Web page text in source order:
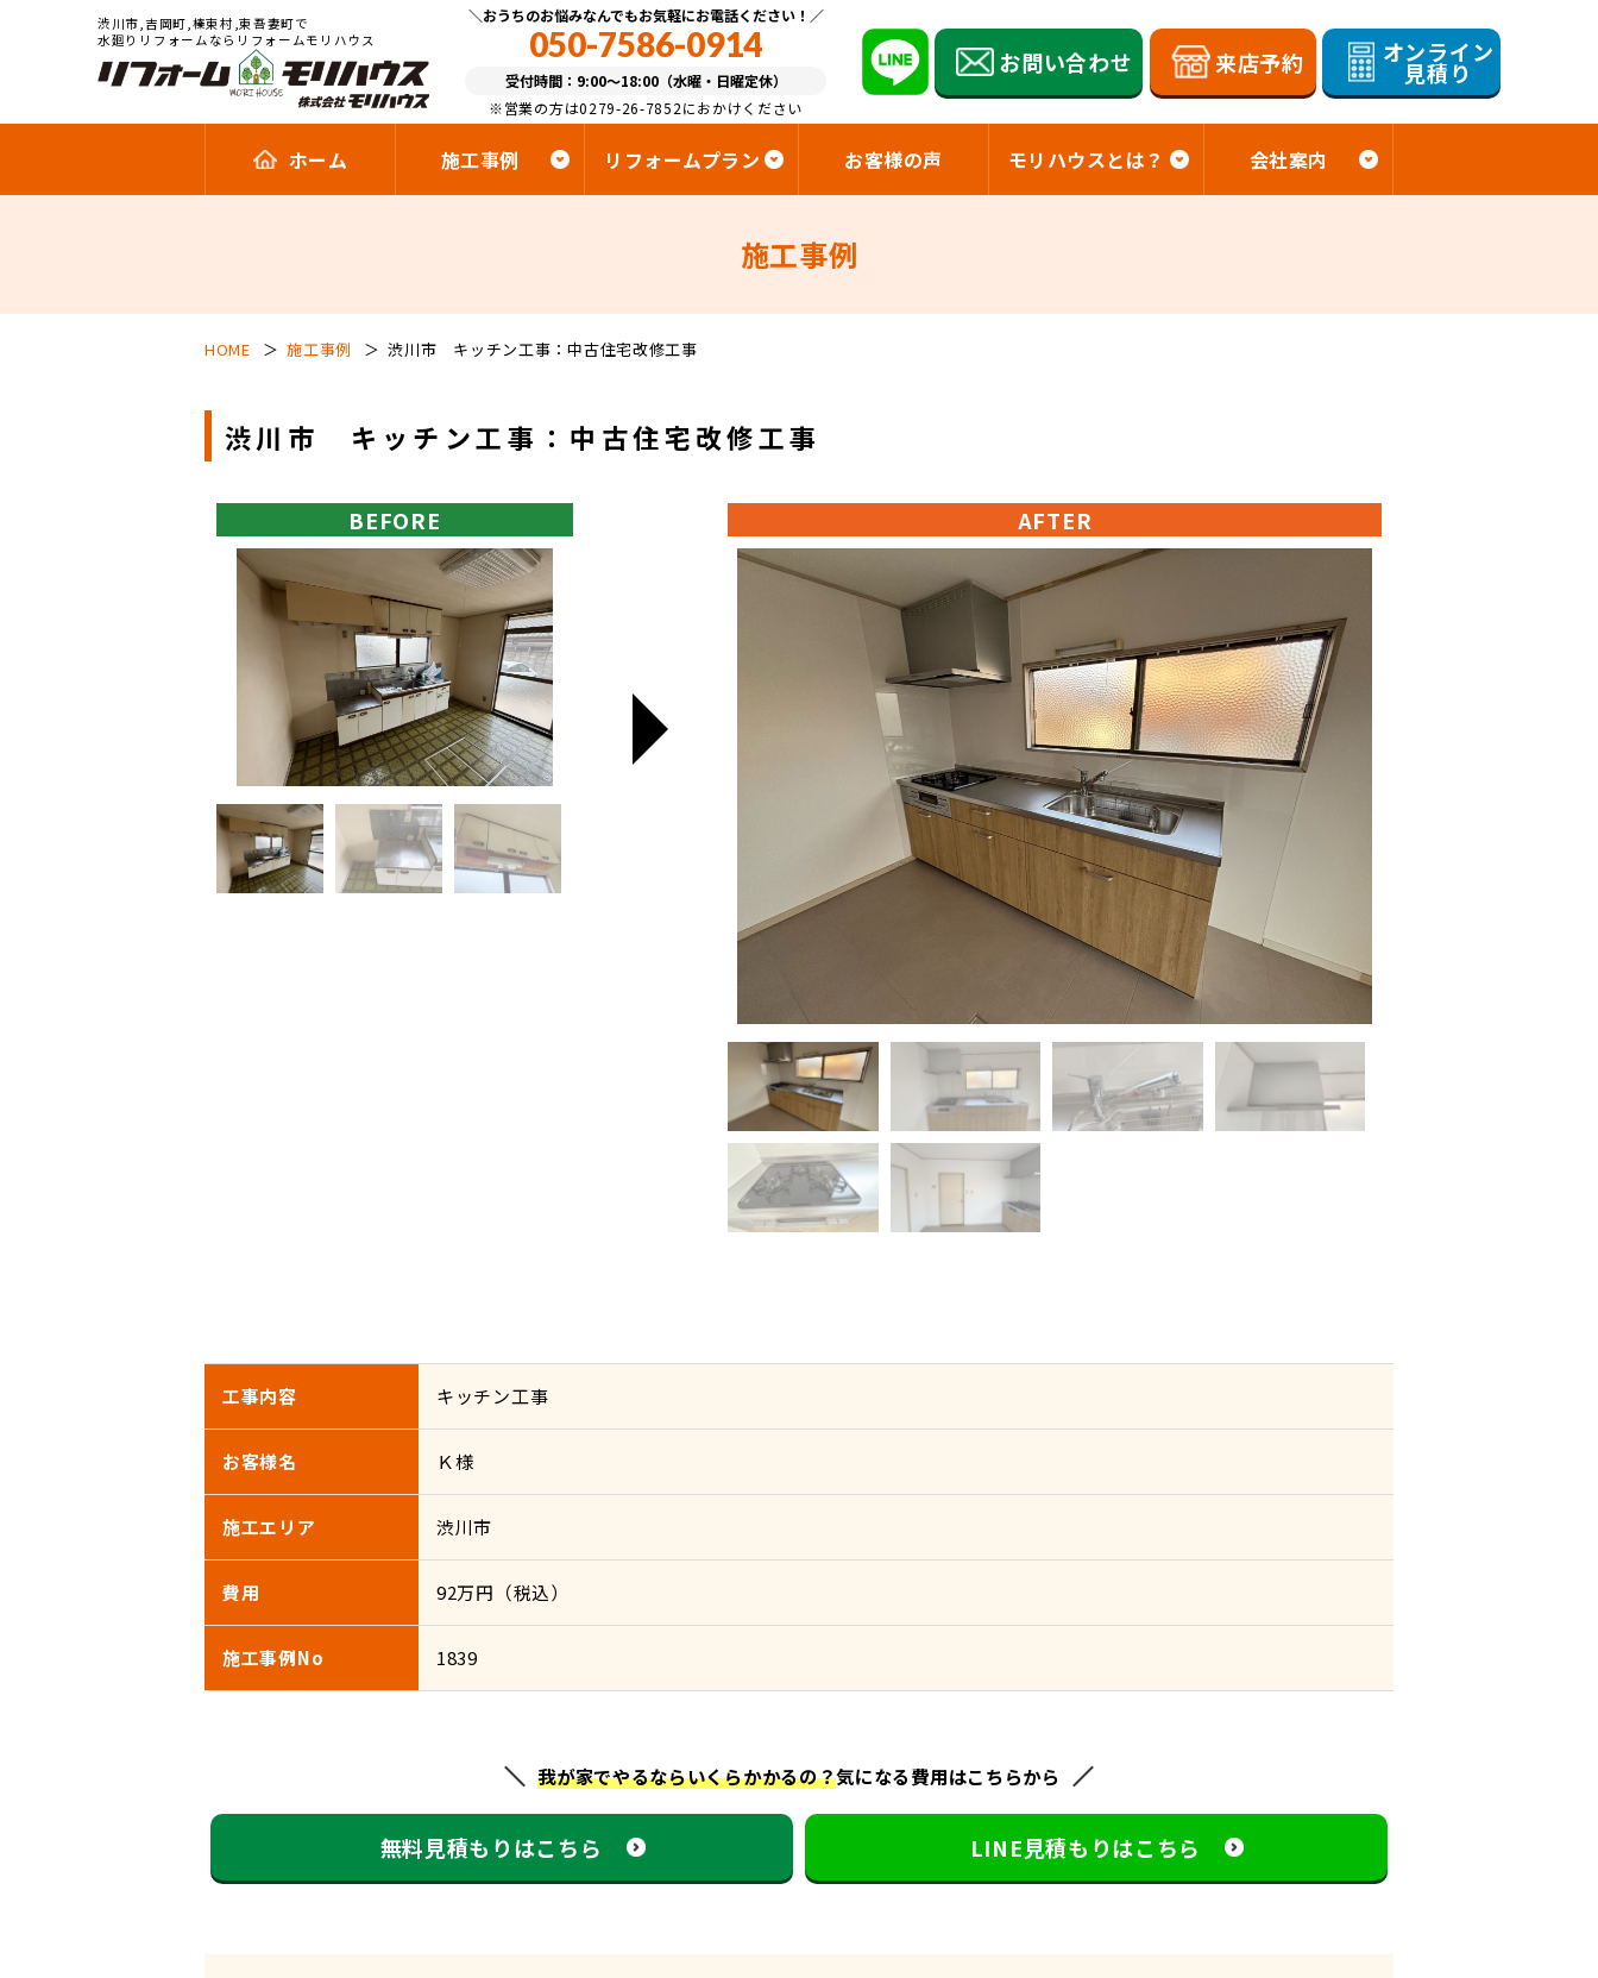
渋川市,吉岡町,榛東村,東吾妻町で
水廻りリフォームならリフォームモリハウス
おうちのお悩みなんでもお気軽にお電話ください！
050-7586-0914
受付時間：9:00～18:00（水曜・日曜定休）
※営業の方は0279-26-7852におかけください
お問い合わせ 来店予約 オンライン
見積り
ホーム 施工事例 リフォームプラン お客様の声 モリハウスとは？ 会社案内
施工事例
HOME 施工事例 渋川市 キッチン工事：中古住宅改修工事
渋川市 キッチン工事：中古住宅改修工事
AFTER
BEFORE
工事内容 キッチン工事
お客様名 Ｋ様
施工エリア 渋川市
費用 92万円（税込）
施工事例No 1839
我が家でやるならいくらかかるの？気になる費用はこちらから
無料見積もりはこちら LINE見積もりはこちら